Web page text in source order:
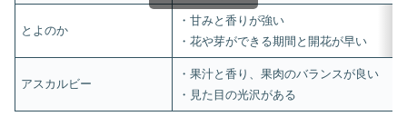
とよのか
・甘みと香りが強い
・花や芽ができる期間と開花が早い
アスカルビー
・果汁と香り、果肉のバランスが良い
・見た目の光沢がある